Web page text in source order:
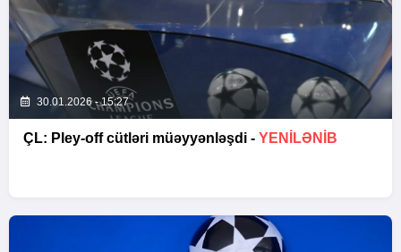
30.01.2026 - 15:27
ÇL: Pley-off cütləri müəyyənləşdi - YENİLƏNİB